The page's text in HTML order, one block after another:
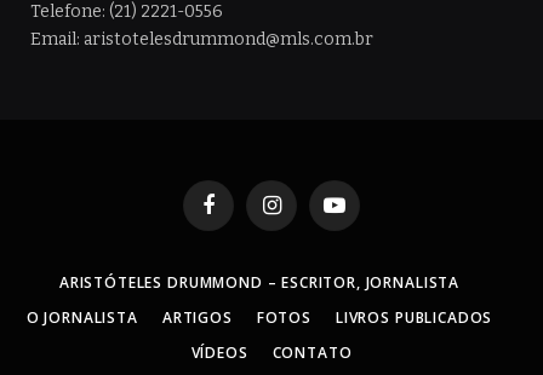
Telefone: (21) 2221-0556
Email: aristotelesdrummond@mls.com.br
FacebookInstagramYouTube
ARISTÓTELES DRUMMOND – ESCRITOR, JORNALISTA
O JORNALISTA
ARTIGOS FOTOS
LIVROS PUBLICADOS
VÍDEOS
CONTATO